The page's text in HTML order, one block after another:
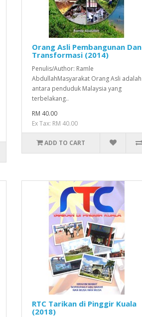
Orang Asli Pembangunan Dan
Transformasi (2014)
Penulis/Author: Ramle
AbdullahMasyarakat Orang Asli adalah
antara penduduk Malaysia yang
terbelakang..
RM 40.00
Ex Tax: RM 40.00
ADD TO CART
RTC Tarikan di Pinggir Kuala
(2018)